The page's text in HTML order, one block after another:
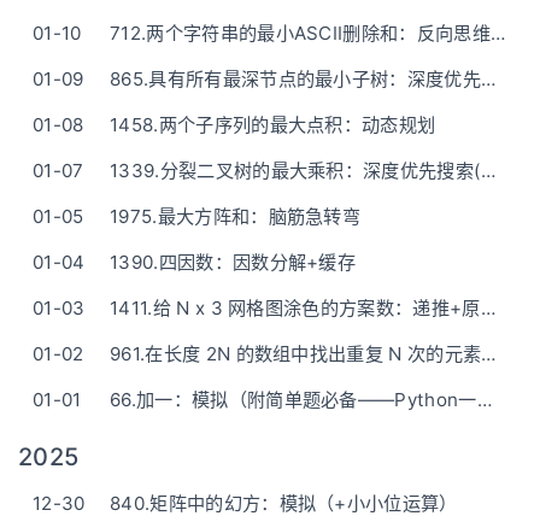
01-10
712.两个字符串的最小ASCII删除和：反向思维保留最大（动态规划）
01-09
865.具有所有最深节点的最小子树：深度优先搜索（一次DFS + Python5行）
01-08
1458.两个子序列的最大点积：动态规划
01-07
1339.分裂二叉树的最大乘积：深度优先搜索(一次DFS+存数组并遍历)
01-05
1975.最大方阵和：脑筋急转弯
01-04
1390.四因数：因数分解+缓存
01-03
1411.给 N x 3 网格图涂色的方案数：递推+原地滚动(动态规划)
01-02
961.在长度 2N 的数组中找出重复 N 次的元素：5种语言x5种方法(及其变种) —— All By Hand
01-01
66.加一：模拟（附简单题必备——Python一行版）
2025
12-30
840.矩阵中的幻方：模拟（+小小位运算）